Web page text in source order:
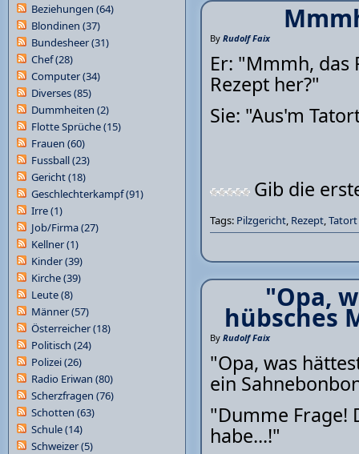
By Rudolf Faix
Er: "Mmmh, das
Rezept her?"
Sie: "Aus'm
Gib die
Tags: Pilzgericht, Rezept,Tatort
"Opa,
hübsches
By Rudolf Faix
"Opa, was
ein
"Dumme Frage!
habe...!"
Beziehungen (64)
Blondinen (37)
Bundesheer(31)
Chef(28)
Computer(34)
Diverses(85)
Dummheiten (2)
Flotte Sprüche(15)
Frauen (60)
Fussball(23)
Gericht(18)
Geschlechterkampf(91)
Irre(1)
Job/Firma(27)
Kellner(1)
Kinder(39)
Kirche(39)
Leute(8)
Männer(57)
Österreicher(18)
Politisch (24)
Polizei(26)
Radio Eriwan (80)
Scherzfragen (76)
Schotten (63)
Schule(14)
Schweizer(5)